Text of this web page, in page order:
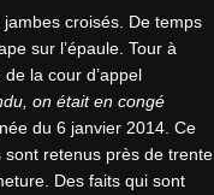
croisés. De temps
sur l’épaule. Tour à
la cour d’appel
on était en congé
du 6 janvier 2014. Ce
sont retenus près de trente
Des faits qui sont